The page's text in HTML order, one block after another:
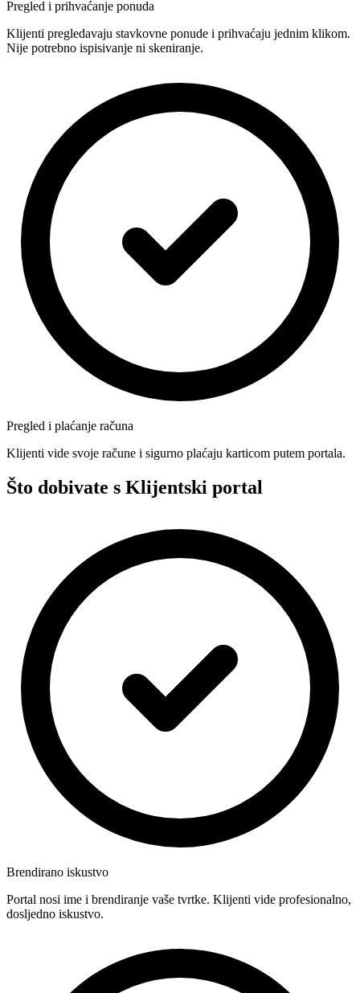
Pregled i prihvaćanje ponuda
Klijenti pregledavaju stavkovne ponude i prihvaćaju jednim klikom.
Nije potrebno ispisivanje ni skeniranje.
Pregled i plaćanje računa
Klijenti vide svoje račune i sigurno plaćaju karticom putem portala.
Što dobivate s Klijentski portal
Brendirano iskustvo
Portal nosi ime i brendiranje vaše tvrtke. Klijenti vide profesionalno,
dosljedno iskustvo.